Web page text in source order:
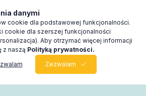
0
danymi
cookie dla podstawowej funkcjonalności.
cookie dla szerszej funkcjonalności
Aby otrzymać więcej informacji
z naszą Polityką prywatności.
Zezwalam